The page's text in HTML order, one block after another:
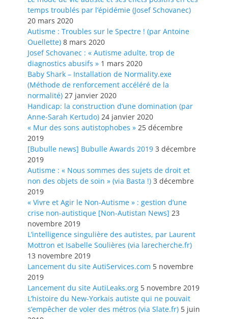
temps troublés par l’épidémie (Josef Schovanec)
20 mars 2020
Autisme : Troubles sur le Spectre ! (par Antoine
Ouellette) 8 mars 2020
Josef Schovanec : « Autisme adulte, trop de
diagnostics abusifs » 1 mars 2020
Baby Shark – Installation de Normality.exe
(Méthode de renforcement accéléré de la
normalité) 27 janvier 2020
Handicap: la construction d’une domination (par
Anne-Sarah Kertudo) 24 janvier 2020
« Mur des sons autistophobes » 25 décembre
2019
[Bubulle news] Bubulle Awards 2019 3 décembre
2019
Autisme : « Nous sommes des sujets de droit et
non des objets de soin » (via Basta !) 3 décembre
2019
« Vivre et Agir le Non-Autisme » : gestion d’une
crise non-autistique [Non-Autistan News] 23
novembre 2019
L’intelligence singulière des autistes, par Laurent
Mottron et Isabelle Soulières (via larecherche.fr)
13 novembre 2019
Lancement du site AutiServices.com 5 novembre
2019
Lancement du site AutiLeaks.org 5 novembre 2019
L’histoire du New-Yorkais autiste qui ne pouvait
s’empêcher de voler des métros (via Slate.fr) 5 juin